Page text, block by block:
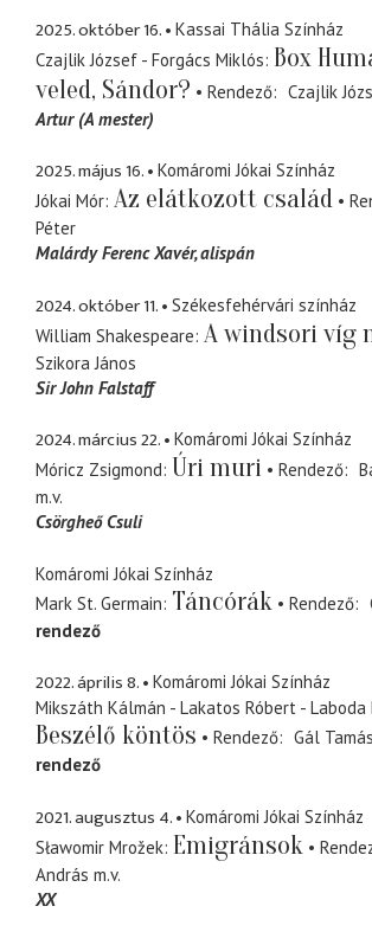
2025. október 16.
Kassai Thália Színház
Czajlik József - Forgács Miklós Box
veled, Sándor?
Rendező
Czajlik
Artur (A mester)
2025. május 16.
Komáromi Jókai Színház
Jókai Mór Az elátkozott család
Péter
Malárdy Ferenc Xavér alispán
2024. október 11.
Székesfehérvári színház
William Shakespeare A windsori víg
Szikora János
Sir John Falstaff
2024. március 22.
Komáromi Jókai Színház
Móricz Zsigmond Úri muri Rendező
m.v.
Csörgheő Csuli
Komáromi Jókai Színház
Mark St. Germain Táncórák Rendező
rendező
2022. április 8.
Komáromi Jókai Színház
Mikszáth Kálmán - Lakatos Róbert - Laboda
Beszélő köntös Rendező
Gál Tamás
rendező
2021. augusztus 4.
Komáromi Jókai Színház
Sławomir Mrožek Emigránsok
András m.v.
XX